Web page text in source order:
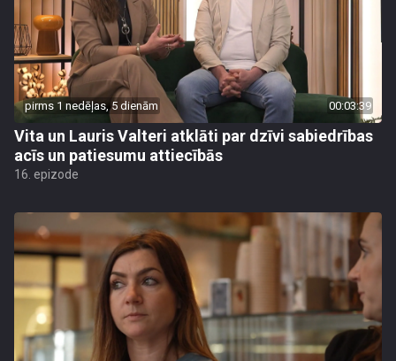
pirms 1 nedēļas, 5 dienām 00:03:39
Vita un Lauris Valteri atklāti par dzīvi sabiedrības
acīs un patiesumu attiecībās
16. epizode